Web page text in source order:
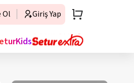
Ol Giriş Yap